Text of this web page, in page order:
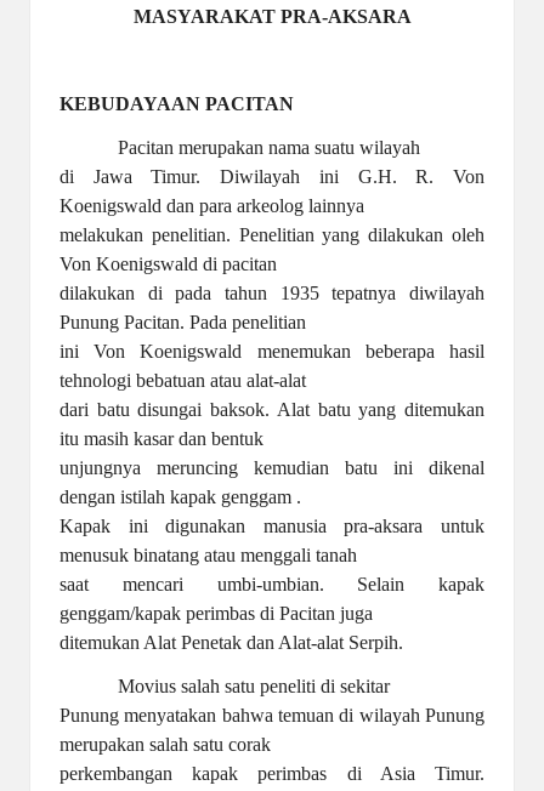
MASYARAKAT PRA-AKSARA
KEBUDAYAAN PACITAN
Pacitan merupakan nama suatu wilayah
di Jawa Timur. Diwilayah ini G.H. R. Von
Koenigswald dan para arkeolog lainnya
melakukan penelitian. Penelitian yang dilakukan oleh
Von Koenigswald di pacitan
dilakukan di pada tahun 1935 tepatnya diwilayah
Punung Pacitan. Pada penelitian
ini Von Koenigswald menemukan beberapa hasil
tehnologi bebatuan atau alat-alat
dari batu disungai baksok. Alat batu yang ditemukan
itu masih kasar dan bentuk
unjungnya meruncing kemudian batu ini dikenal
dengan istilah kapak genggam .
Kapak ini digunakan manusia pra-aksara untuk
menusuk binatang atau menggali tanah
saat mencari umbi-umbian. Selain kapak
genggam/kapak perimbas di Pacitan juga
ditemukan Alat Penetak dan Alat-alat Serpih.
Movius salah satu peneliti di sekitar
Punung menyatakan bahwa temuan di wilayah Punung
merupakan salah satu corak
perkembangan kapak perimbas di Asia Timur.